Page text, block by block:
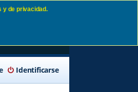
Identificarse
y de privacidad.